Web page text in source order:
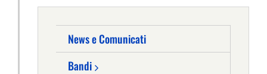
News e Comunicati
Bandi